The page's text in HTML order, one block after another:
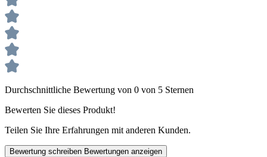
Durchschnittliche Bewertung von 0 von 5 Sternen
Bewerten Sie dieses Produkt!
Teilen Sie Ihre Erfahrungen mit anderen Kunden.
Bewertung schreiben Bewertungen anzeigen